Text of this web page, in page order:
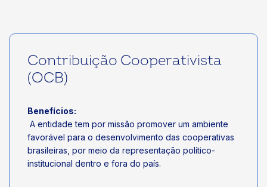
Contribuição Cooperativista
(OCB)
Benefícios:
A entidade tem por missão promover um ambiente
favorável para o desenvolvimento das cooperativas
brasileiras, por meio da representação político-
institucional dentro e fora do país.